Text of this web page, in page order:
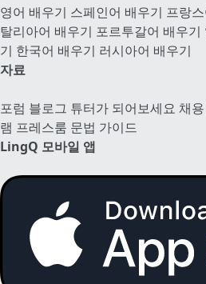
영어 배우기 스페인어 배우기 프랑
탈리아어 배우기 포르투갈어 배우기
기 한국어 배우기 러시아어 배우기
자료
포럼 블로그 튜터가 되어보세요 채용
램 프레스룸 문법 가이드
LingQ 모바일 앱